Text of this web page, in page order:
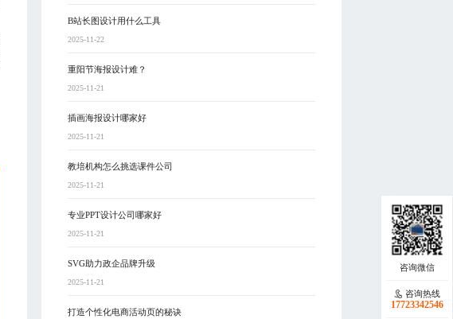
B站长图设计用什么工具
2025-11-22
重阳节海报设计难？
2025-11-21
插画海报设计哪家好
2025-11-21
教培机构怎么挑选课件公司
2025-11-21
专业PPT设计公司哪家好
2025-11-21
SVG助力政企品牌升级
2025-11-21
打造个性化电商活动页的秘诀
咨询热线
17723342546